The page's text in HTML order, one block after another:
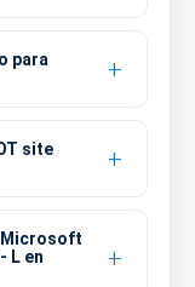
para
site
Microsoft
L en